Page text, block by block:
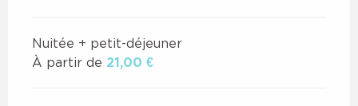
Nuitée + petit-déjeuner
À partir de 21,00 €